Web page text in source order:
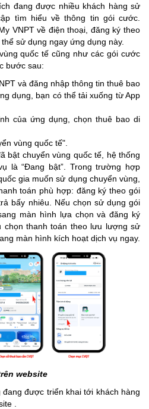
đang được nhiều khách hàng sử
tìm hiểu về thông tin gói cước.
VNPT về điện thoại, đăng ký theo
sử dụng ngay ứng dụng này.
quốc tế cũng như các gói cước
bước sau:
và đăng nhập thông tin thuê bao
dụng, bạn có thể tải xuống từ App
của ứng dụng, chọn thuê bao di
vùng quốc tế".
bật chuyển vùng quốc tế, hệ thống
là “Đang bật”. Trong trường hợp
gia muốn sử dụng chuyển vùng,
toán phù hợp: đăng ký theo gói
bấy nhiêu. Nếu chọn sử dụng gói
màn hình lựa chọn và đăng ký
chọn thanh toán theo lưu lượng sử
màn hình kích hoạt dịch vụ ngay.
website
được triển khai tới khách hàng
.